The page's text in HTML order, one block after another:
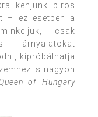
kenjünk piros
– ez esetben a
csak
árnyalatokat
kipróbálhatja
is nagyon
of Hungary